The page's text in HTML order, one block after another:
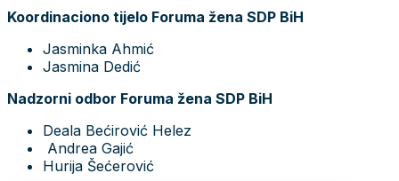
Koordinaciono tijelo Foruma žena SDP BiH
Jasminka Ahmić
Jasmina Dedić
Nadzorni odbor Foruma žena SDP BiH
Deala Bećirović Helez
Andrea Gajić
Hurija Šećerović